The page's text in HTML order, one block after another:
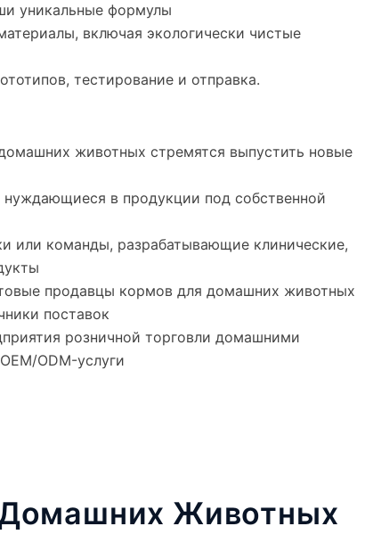
уникальные формулы
включая экологически чистые
тестирование и отправка.
животных стремятся выпустить новые
нуждающиеся в продукции под собственной
или команды, разрабатывающие клинические,
продавцы кормов для домашних животных
поставок
розничной торговли домашними
ODM-услуги
Животных